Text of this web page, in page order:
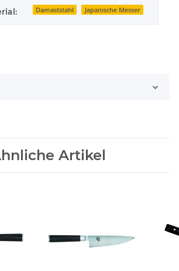
Damaststahl Japanische Messer
Artikel